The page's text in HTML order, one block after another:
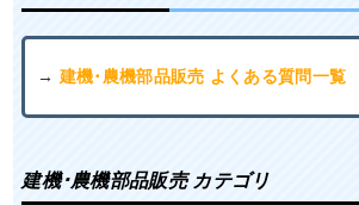
→ 建機･農機部品販売 よくある質問一覧
建機･農機部品販売 カテゴリ